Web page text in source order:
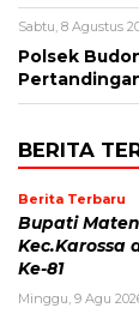
Sabtu, 8 Agustus
Polsek
BERITA
Berita Terbaru
Bupati
Kec.Karossa
Ke-81
Minggu, 9 Agu